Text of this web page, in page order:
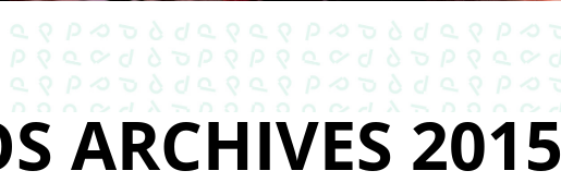
ARCHIVES 2015